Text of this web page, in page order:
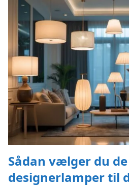
Sådan vælger du
designerlamper til